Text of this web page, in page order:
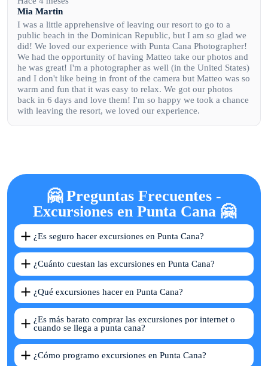
Mia Martin
I was a little apprehensive of leaving our resort to go to a
public beach in the Dominican Republic, but I am so glad we
did! We loved our experience with Punta Cana Photographer!
We had the opportunity of having Matteo take our photos and
he was great! I'm a photographer as well (in the United States)
and I don't like being in front of the camera but Matteo was so
warm and fun that it was easy to relax. We got our photos
back in 6 days and love them! I'm so happy we took a chance
with leaving the resort, we loved our experience.
🤗 Preguntas Frecuentes -
Excursiones en Punta Cana 🤗
¿Es seguro hacer excursiones en Punta Cana?
¿Cuánto cuestan las excursiones en Punta Cana?
¿Qué excursiones hacer en Punta Cana?
¿Es más barato comprar las excursiones por internet o
cuando se llega a punta cana?
¿Cómo programo excursiones en Punta Cana?